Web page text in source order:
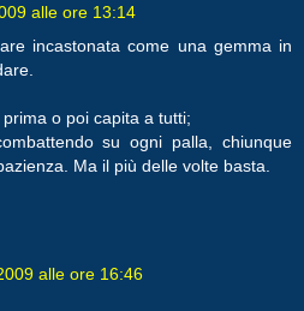
alle ore 13:14
incastonata come una gemma in
o poi capita a tutti;
su ogni palla, chiunque
Ma il più delle volte basta.
alle ore 16:46